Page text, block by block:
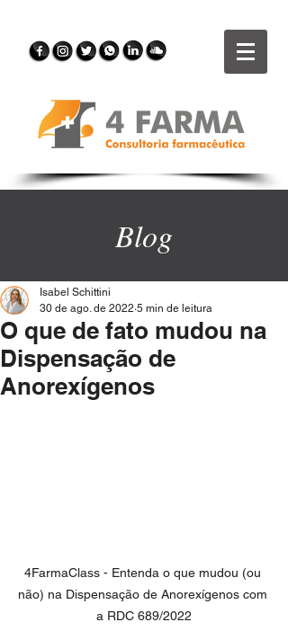
Blog
O que de fato mudou na
Dispensação de
Anorexígenos
Isabel Schittini
30 de ago. de 2022 5 min de leitura
4FarmaClass - Entenda o que mudou (ou
não) na Dispensação de Anorexígenos com
a RDC 689/2022